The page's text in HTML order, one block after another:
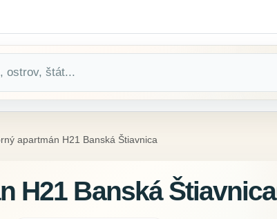
apartmán H21 Banská Štiavnica
H21 Banská Štiavnica